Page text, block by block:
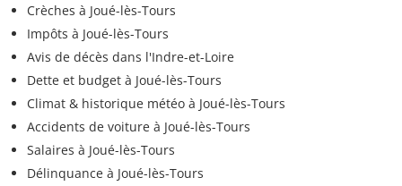
Crèches à Joué-lès-Tours
Impôts à Joué-lès-Tours
Avis de décès dans l'Indre-et-Loire
Dette et budget à Joué-lès-Tours
Climat & historique météo à Joué-lès-Tours
Accidents de voiture à Joué-lès-Tours
Salaires à Joué-lès-Tours
Délinquance à Joué-lès-Tours